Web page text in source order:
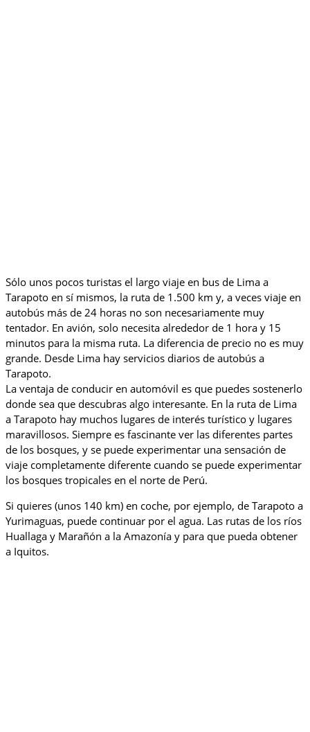
Sólo unos pocos turistas el largo viaje en bus de Lima a
Tarapoto en sí mismos, la ruta de 1.500 km y, a veces viaje en
autobús más de 24 horas no son necesariamente muy
tentador. En avión, solo necesita alrededor de 1 hora y 15
minutos para la misma ruta. La diferencia de precio no es muy
grande. Desde Lima hay servicios diarios de autobús a
Tarapoto.
La ventaja de conducir en automóvil es que puedes sostenerlo
donde sea que descubras algo interesante. En la ruta de Lima
a Tarapoto hay muchos lugares de interés turístico y lugares
maravillosos. Siempre es fascinante ver las diferentes partes
de los bosques, y se puede experimentar una sensación de
viaje completamente diferente cuando se puede experimentar
los bosques tropicales en el norte de Perú.
Si quieres (unos 140 km) en coche, por ejemplo, de Tarapoto a
Yurimaguas, puede continuar por el agua. Las rutas de los ríos
Huallaga y Marañón a la Amazonía y para que pueda obtener
a Iquitos.